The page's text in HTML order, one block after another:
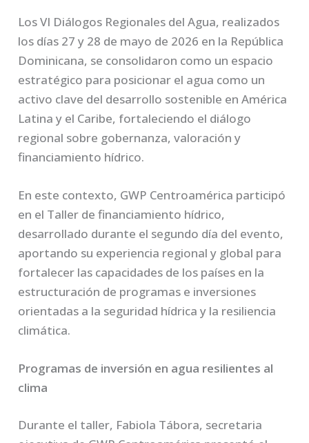
Los VI Diálogos Regionales del Agua, realizados
los días 27 y 28 de mayo de 2026 en la República
Dominicana, se consolidaron como un espacio
estratégico para posicionar el agua como un
activo clave del desarrollo sostenible en América
Latina y el Caribe, fortaleciendo el diálogo
regional sobre gobernanza, valoración y
financiamiento hídrico.
En este contexto, GWP Centroamérica participó
en el Taller de financiamiento hídrico,
desarrollado durante el segundo día del evento,
aportando su experiencia regional y global para
fortalecer las capacidades de los países en la
estructuración de programas e inversiones
orientadas a la seguridad hídrica y la resiliencia
climática.
Programas de inversión en agua resilientes al
clima
Durante el taller, Fabiola Tábora, secretaria